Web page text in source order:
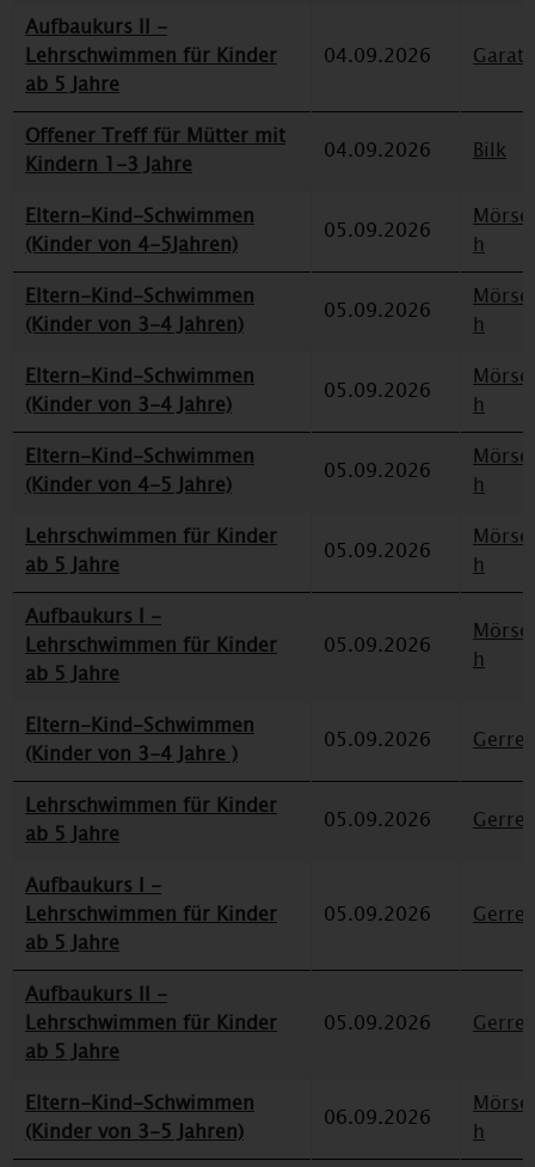
Aufbaukurs II -
Lehrschwimmen für Kinder
ab 5 Jahre
04.09.2026 Garath
Offener Treff für Mütter mit
Kindern 1-3 Jahre
04.09.2026 Bilk
Eltern-Kind-Schwimmen
(Kinder von 4-5Jahren)
05.09.2026
h
Eltern-Kind-Schwimmen
(Kinder von 3-4 Jahren)
05.09.2026
h
Eltern-Kind-Schwimmen
(Kinder von 3-4 Jahre)
05.09.2026
h
Eltern-Kind-Schwimmen
(Kinder von 4-5 Jahre)
05.09.2026
h
Lehrschwimmen für Kinder
ab 5 Jahre
05.09.2026
h
Aufbaukurs I -
Lehrschwimmen für Kinder
ab 5 Jahre
05.09.2026
h
Eltern-Kind-Schwimmen
(Kinder von 3-4 Jahre )
05.09.2026
Lehrschwimmen für Kinder
ab 5 Jahre
05.09.2026
Aufbaukurs I -
Lehrschwimmen für Kinder
ab 5 Jahre
05.09.2026
Aufbaukurs II -
Lehrschwimmen für Kinder
ab 5 Jahre
05.09.2026
Eltern-Kind-Schwimmen
(Kinder von 3-5 Jahren)
06.09.2026
h